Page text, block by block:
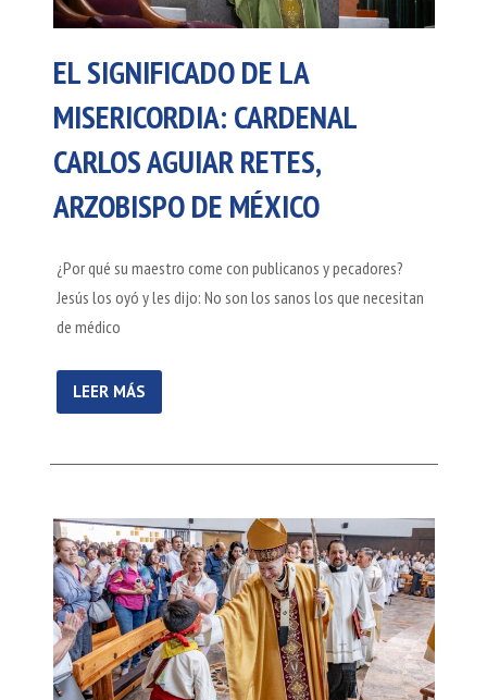
EL SIGNIFICADO DE LA
MISERICORDIA: CARDENAL
CARLOS AGUIAR RETES,
ARZOBISPO DE MÉXICO
¿Por qué su maestro come con publicanos y pecadores?
Jesús los oyó y les dijo: No son los sanos los que necesitan
de médico
LEER MÁS